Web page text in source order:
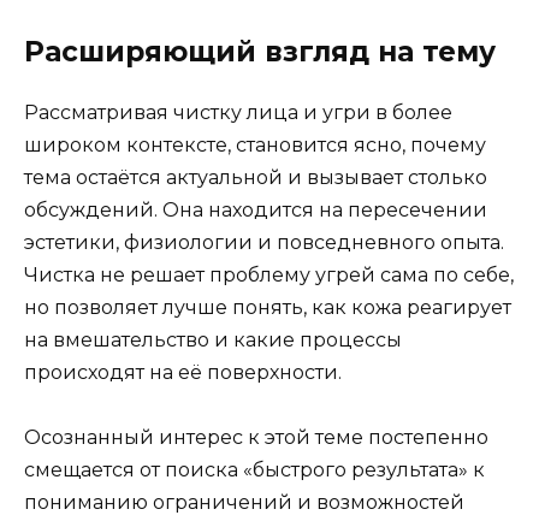
Расширяющий взгляд на тему
Рассматривая чистку лица и угри в более
широком контексте, становится ясно, почему
тема остаётся актуальной и вызывает столько
обсуждений. Она находится на пересечении
эстетики, физиологии и повседневного опыта.
Чистка не решает проблему угрей сама по себе,
но позволяет лучше понять, как кожа реагирует
на вмешательство и какие процессы
происходят на её поверхности.
Осознанный интерес к этой теме постепенно
смещается от поиска «быстрого результата» к
пониманию ограничений и возможностей